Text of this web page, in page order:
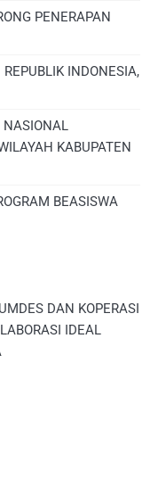
PENERAPAN
INDONESIA,
NASIONAL
KABUPATEN
BEASISWA
DAN KOPERASI
IDEAL